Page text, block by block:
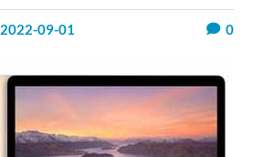
2022-09-01 0